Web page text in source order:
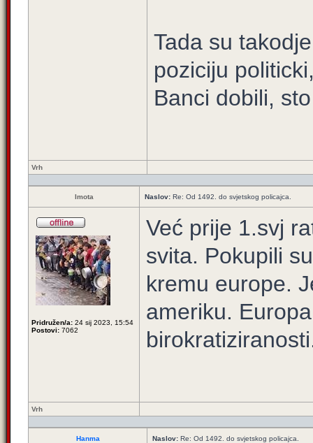
Tada su
poziciju
Banci dobili,
Vrh
Imota Naslov: Re: Od 1492. do svjetskog policajca.
Pridružen/a: 24 sij 2023, 15:54
Postovi: 7062
Već prije 1.svj
svita. Pokupili
kremu europe.
ameriku.
Vrh
Hanma Naslov: Re: Od 1492. do svjetskog policajca.